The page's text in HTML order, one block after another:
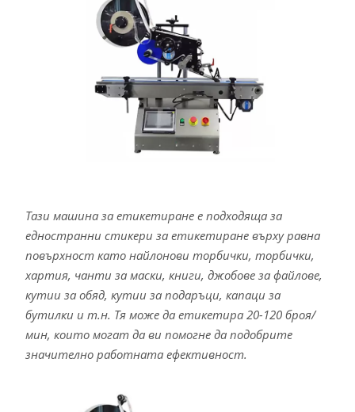
Тази машина за етикетиране е подходяща за
едностранни стикери за етикетиране върху равна
повърхност като найлонови торбички, торбички,
хартия, чанти за маски, книги, джобове за файлове,
кутии за обяд, кутии за подаръци, капаци за
бутилки и т.н. Тя може да етикетира 20-120 броя/
мин, които могат да ви помогне да подобрите
значително работната ефективност.